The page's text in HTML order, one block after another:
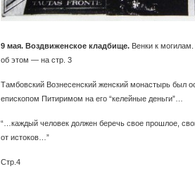
9 мая. Воздвиженское кладбище. Венки к
об этом — на стр. 3
Тамбовский Вознесенский женский монастырь был
епископом Питиримом на его “келейные деньги”…
“…каждый человек должен беречь свое прошлое,
от истоков…”
Стр.4